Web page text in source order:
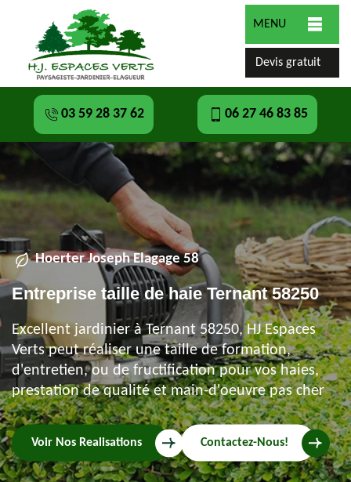
MENU
Devis gratuit
03 59 28 37 62 06 27 46 83 85
Hoerter Joseph Elagage 58
Entreprise taille de haie Ternant 58250
Excellent jardinier à Ternant 58250, HJ Espaces
Verts peut réaliser une taille de formation,
d'entretien, ou de fructification pour vos haies,
prestation de qualité et main-d'oeuvre pas cher
Voir Nos Realisations Contactez-Nous!